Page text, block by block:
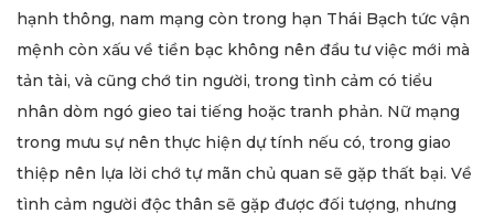
hạnh thông, nam mạng còn trong hạn Thái Bạch tức vận
mệnh còn xấu về tiền bạc không nên đầu tư việc mới mà
tản tài, và cũng chớ tin người, trong tình cảm có tiểu
nhân dòm ngó gieo tai tiếng hoặc tranh phản. Nữ mạng
trong mưu sự nên thực hiện dự tính nếu có, trong giao
thiệp nên lựa lời chớ tự mãn chủ quan sẽ gặp thất bại. Về
tình cảm người độc thân sẽ gặp được đối tượng, nhưng